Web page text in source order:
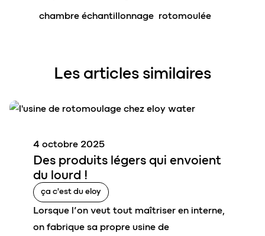
chambre échantillonnage rotomoulée
Les articles similaires
Des produits légers qui envoient
du lourd !
4 octobre 2025
ça c'est du eloy
Lorsque l’on veut tout maîtriser en interne,
on fabrique sa propre usine de